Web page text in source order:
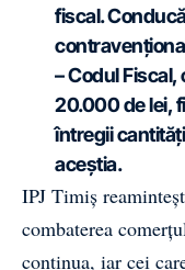
fiscal.
– Codul
20.000 de lei,
întregii
aceștia.
IPJ Timiș
combaterea
continua, iar cei